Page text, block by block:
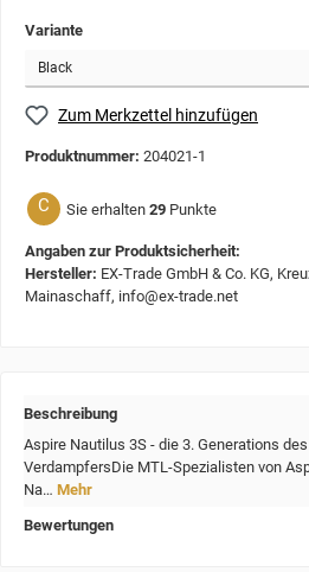
Variante
Zum Merkzettel hinzufügen
Produktnummer: 204021-1
C Sie erhalten 29 Punkte
Angaben zur Produktsicherheit:
Hersteller: EX-Trade GmbH & Co. KG,
Mainaschaff, info@ex-trade.net
Beschreibung
Aspire Nautilus 3S - die 3. Generations
VerdampfersDie MTL-Spezialisten von
Na… Mehr
Bewertungen